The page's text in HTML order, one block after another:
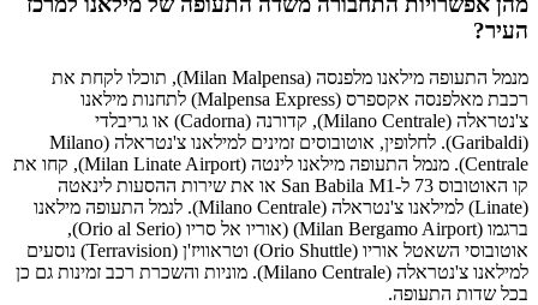
העיר?
מנמל התעופה מילאנו מלפנסה (Milan Malpensa), תוכלו לקחת את
רכבת מאלפנסה אקספרס (Malpensa Express) לתחנות מילאנו
צ'נטראלה (Milano Centrale), קדורנה (Cadorna) או גריבלדי
(Garibaldi). לחלופין, אוטובוסים זמינים למילאנו צ'נטראלה (Milano
Centrale). מנמל התעופה מילאנו לינטה (Milan Linate Airport), קחו את
קו האוטובוס 73 ל-San Babila M1 או את שירות ההסעות לינאטה
(Linate) למילאנו צ'נטראלה (Milano Centrale). לנמל התעופה מילאנו
ברגמו (Milan Bergamo Airport) (אוריו אל סריו (Orio al Serio),
אוטובוסי השאטל אוריו (Orio Shuttle) וטראוויז'ן (Terravision) נוסעים
למילאנו צ'נטראלה (Milano Centrale). מוניות והשכרת רכב זמינות גם כן
בכל שדות התעופה.